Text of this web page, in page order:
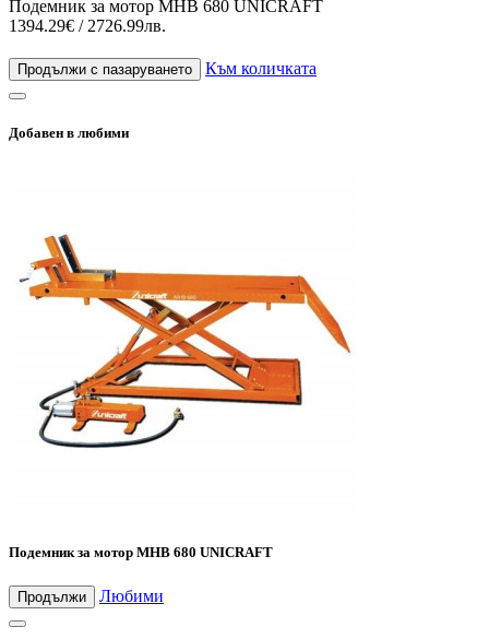
Подемник за мотор MHB 680 UNICRAFT
1394.29€ / 2726.99лв.
Продължи с пазаруването Към количката
Добавен в любими
Подемник за мотор MHB 680 UNICRAFT
Продължи Любими